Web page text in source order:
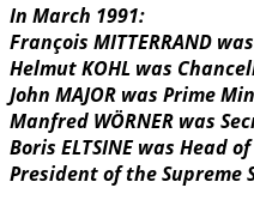
In March 1991:
François MITTERRAND
Helmut KOHL was
John MAJOR was Prime
Manfred WÖRNER was
Boris ELTSINE was Head
President of the Supreme